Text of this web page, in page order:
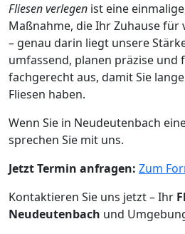
Fliesen verlegen ist eine
Maßnahme, die Ihr Zuhause für
– genau darin liegt unsere
umfassend, planen präzise und
fachgerecht aus, damit Sie
Fliesen haben.
Wenn Sie in Neudeutenbach
sprechen Sie mit uns.
Jetzt Termin anfragen: Zum
Kontaktieren Sie uns jetzt – Ihr
Neudeutenbach und